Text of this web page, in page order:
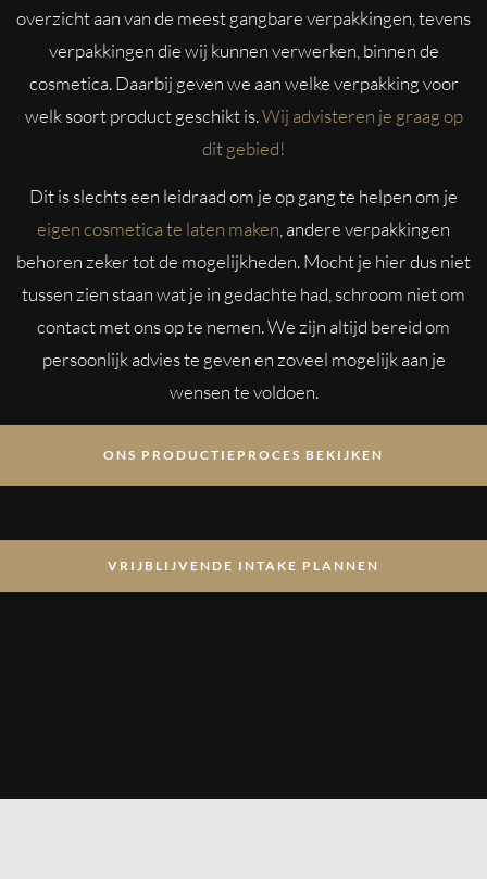
overzicht aan van de meest gangbare verpakkingen, tevens
verpakkingen die wij kunnen verwerken, binnen de
cosmetica. Daarbij geven we aan welke verpakking voor
welk soort product geschikt is.Wij advisteren je graag op
dit gebied!
Dit is slechts een leidraad om je op gang te helpen om je
eigen cosmetica te laten maken, andere verpakkingen
behoren zeker tot de mogelijkheden. Mocht je hier dus niet
tussen zien staan wat je in gedachte had, schroom niet om
contact met ons op te nemen. We zijn altijd bereid om
persoonlijk advies te geven en zoveel mogelijk aan je
wensen te voldoen.
ONS PRODUCTIEPROCES BEKIJKEN
VRIJBLIJVENDE INTAKE PLANNEN